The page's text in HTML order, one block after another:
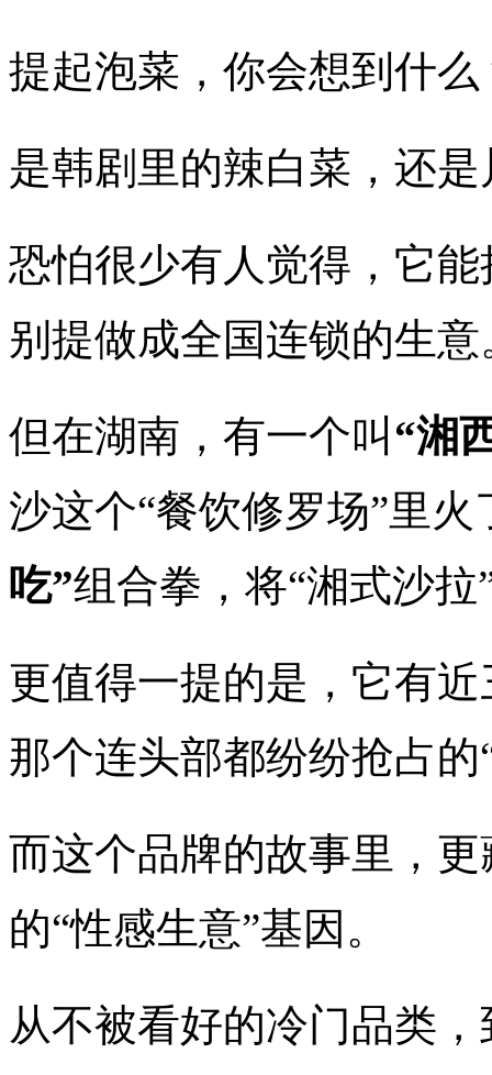
提起泡菜，你会想到什么
是韩剧里的辣白菜，还
恐怕很少有人觉得，它
别提做成全国连锁的生意
但在湖南，有一个叫 “湘
沙这个“餐饮修罗场”里火
吃”组合拳，将“湘式沙拉
更值得一提的是，它有
那个连头部都纷纷抢占的
而这个品牌的故事里，
的“性感生意”基因。
从不被看好的冷门品类